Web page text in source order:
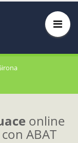
online
ABAT